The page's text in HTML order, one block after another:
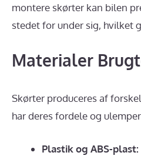
montere skørter kan bilen
stedet for under sig, hvilket
Materialer
Skørter produceres af
har deres fordele og
Plastik og ABS-plast: